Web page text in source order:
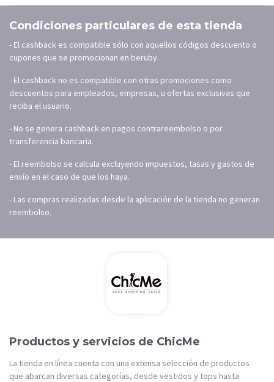
Condiciones particulares de esta tienda
- El cashback es compatible sólo con aquellos códigos descuento o
cupones que se promocionan en beruby.
- El cashback no es compatible con otras promociones como
descuentos para empleados, empresas, u ofertas exclusivas que
reciba el usuario.
- No se genera cashback en pagos contrareembolso o por
transferencia bancaria.
- El reembolso se calcula excluyendo impuestos, tasas y gastos de
envío en el caso de que los haya.
- Las compras realizadas desde la aplicación de la tienda no generan
reembolso.
Productos y servicios de ChicMe
La tienda en línea cuenta con una extensa selección de productos
que abarcan diversas categorías, desde vestidos y tops hasta